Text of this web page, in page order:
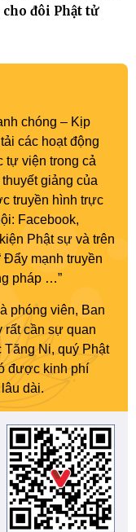
đôi Phật tử
chóng – Kịp
các hoạt động
tự viện trong cả
giảng của
truyền hình trực
Facebook,
Phật sự và trên
Đẩy mạnh truyền
pháp …”
phóng viên, Ban
rất cần sự quan
Ni, quý Phật
được kinh phí
dài.